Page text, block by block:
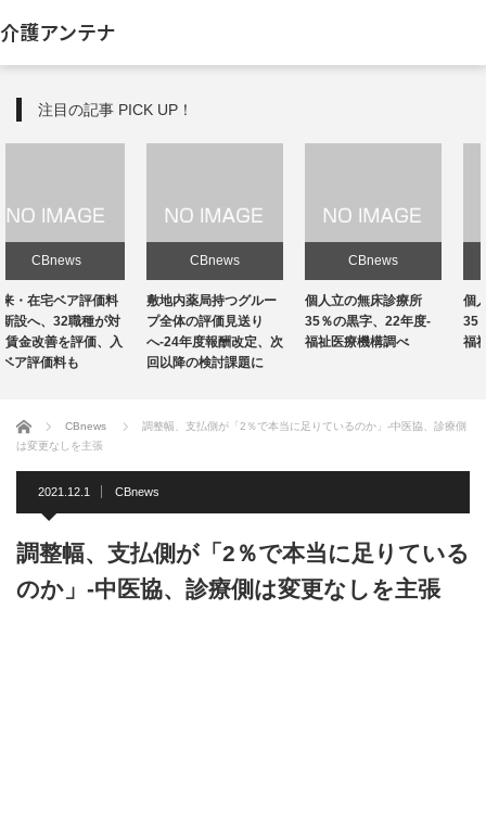
介護アンテナ
注目の記事 PICK UP！
CBnews
敷地内薬局持つグルー
プ全体の評価見送り
へ-24年度報酬改定、次
回以降の検討課題に
CBnews
個人立の無床診療所
35％の黒字、22年度-
福祉医療機構調べ
CBnews
個人立の無床診療所
35％の黒字、22年度-
福祉医療機構調べ
ホーム CBnews
調整幅、支払側が「2％で本当に足りているのか」-中医協、診療側
は変更なしを主張
2021.12.1 CBnews
調整幅、支払側が「2％で本当に足りている
のか」-中医協、診療側は変更なしを主張